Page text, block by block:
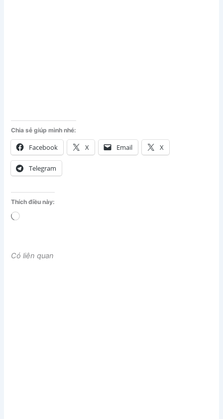
Chia sẻ giúp mình nhé:
Facebook X Email X
Telegram
Thích điều này:
Đang
Có liên quan